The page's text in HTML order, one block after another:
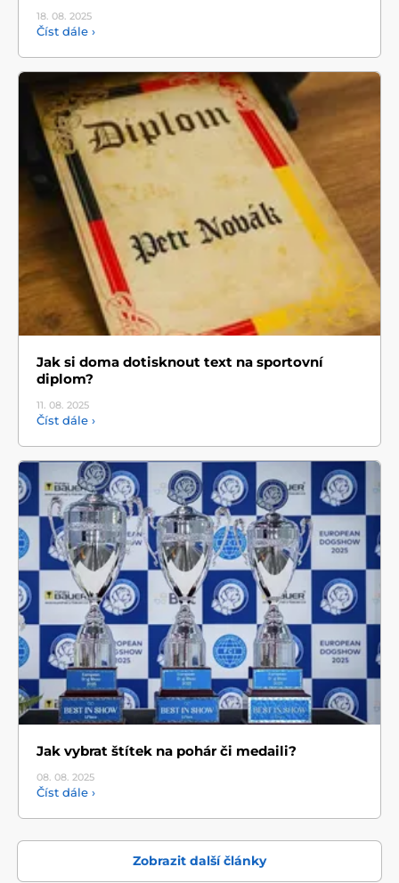
18. 08. 2025
Číst dále ›
Jak si doma dotisknout text na sportovní
diplom?
11. 08. 2025
Číst dále ›
Jak vybrat štítek na pohár či medaili?
08. 08. 2025
Číst dále ›
Zobrazit další články